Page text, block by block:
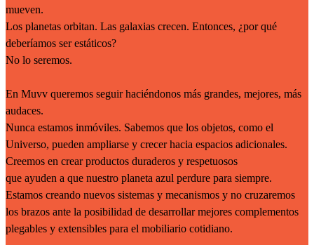
mueven.
Los planetas orbitan. Las galaxias crecen. Entonces, ¿por qué
deberíamos ser estáticos?
No lo seremos.
En Muvv queremos seguir haciéndonos más grandes, mejores, más
audaces.
Nunca estamos inmóviles. Sabemos que los objetos, como el
Universo, pueden ampliarse y crecer hacia espacios adicionales.
Creemos en crear productos duraderos y respetuosos
que ayuden a que nuestro planeta azul perdure para siempre.
Estamos creando nuevos sistemas y mecanismos y no cruzaremos
los brazos ante la posibilidad de desarrollar mejores complementos
plegables y extensibles para el mobiliario cotidiano.